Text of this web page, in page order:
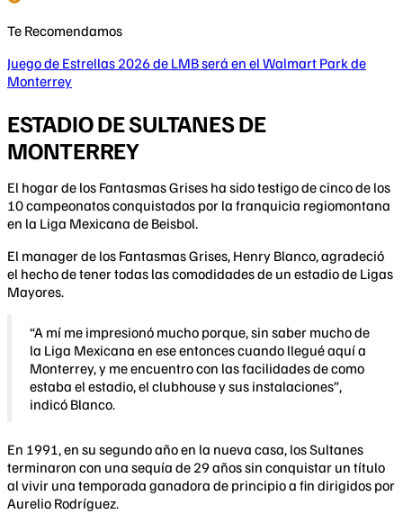
Te Recomendamos
Juego de Estrellas 2026 de LMB será en el Walmart Park de
Monterrey
ESTADIO DE SULTANES DE
MONTERREY
El hogar de los Fantasmas Grises ha sido testigo de cinco de los
10 campeonatos conquistados por la franquicia regiomontana
en la Liga Mexicana de Beisbol.
El manager de los Fantasmas Grises, Henry Blanco, agradeció
el hecho de tener todas las comodidades de un estadio de Ligas
Mayores.
“A mí me impresionó mucho porque, sin saber mucho de
la Liga Mexicana en ese entonces cuando llegué aquí a
Monterrey, y me encuentro con las facilidades de como
estaba el estadio, el clubhouse y sus instalaciones”,
indicó Blanco.
En 1991, en su segundo año en la nueva casa, los Sultanes
terminaron con una sequía de 29 años sin conquistar un título
al vivir una temporada ganadora de principio a fin dirigidos por
Aurelio Rodríguez.